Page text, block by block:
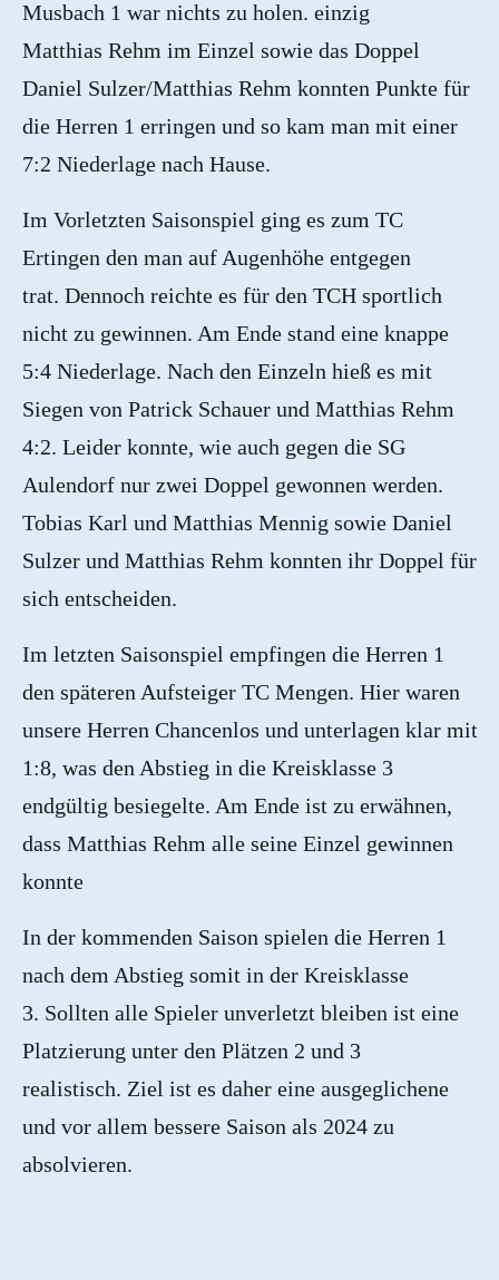
Musbach 1 war nichts zu holen. einzig
Matthias Rehm im Einzel sowie das Doppel
Daniel Sulzer/Matthias Rehm konnten Punkte für
die Herren 1 erringen und so kam man mit einer
7:2 Niederlage nach Hause.
Im Vorletzten Saisonspiel ging es zum TC
Ertingen den man auf Augenhöhe entgegen
trat. Dennoch reichte es für den TCH sportlich
nicht zu gewinnen. Am Ende stand eine knappe
5:4 Niederlage. Nach den Einzeln hieß es mit
Siegen von Patrick Schauer und Matthias Rehm
4:2. Leider konnte, wie auch gegen die SG
Aulendorf nur zwei Doppel gewonnen werden.
Tobias Karl und Matthias Mennig sowie Daniel
Sulzer und Matthias Rehm konnten ihr Doppel für
sich entscheiden.
Im letzten Saisonspiel empfingen die Herren 1
den späteren Aufsteiger TC Mengen. Hier waren
unsere Herren Chancenlos und unterlagen klar mit
1:8, was den Abstieg in die Kreisklasse 3
endgültig besiegelte. Am Ende ist zu erwähnen,
dass Matthias Rehm alle seine Einzel gewinnen
konnte
In der kommenden Saison spielen die Herren 1
nach dem Abstieg somit in der Kreisklasse
3. Sollten alle Spieler unverletzt bleiben ist eine
Platzierung unter den Plätzen 2 und 3
realistisch. Ziel ist es daher eine ausgeglichene
und vor allem bessere Saison als 2024 zu
absolvieren.